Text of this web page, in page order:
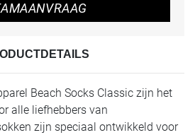
Beach Socks Classic zijn het
alle liefhebbers van
zijn speciaal ontwikkeld voor